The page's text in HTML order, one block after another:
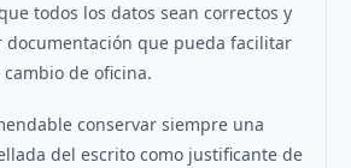
todos los datos sean correctos y
que pueda facilitar
de oficina.
conservar siempre una
del escrito como justificante de